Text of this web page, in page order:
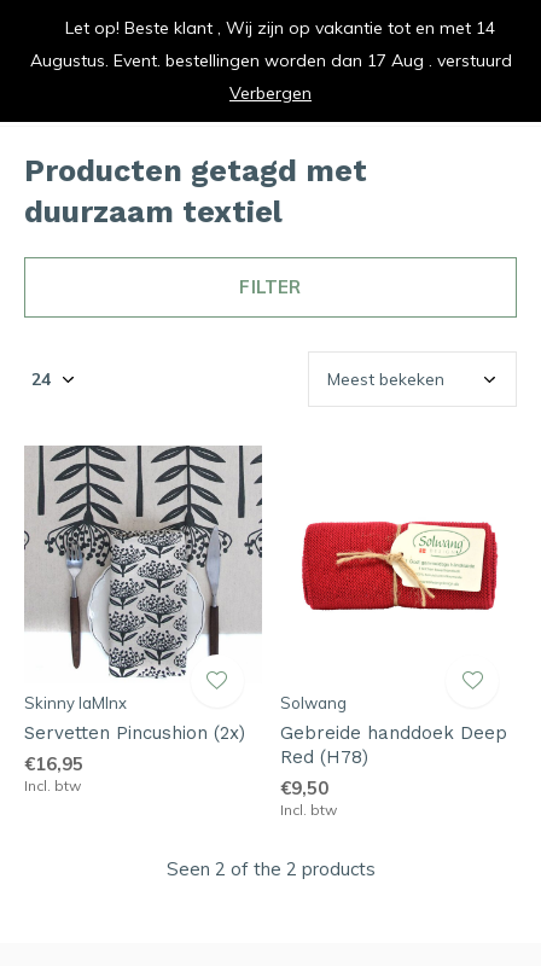
vrolijk je keuken op
Producten getagd met
duurzaam textiel
FILTER
Skinny laMInx
Servetten Pincushion (2x)
€16,95
Incl. btw
Solwang
Gebreide handdoek Deep
Red (H78)
€9,50
Incl. btw
Seen 2 of the 2 products
Let op! Beste klant , Wij zijn op vakantie tot en met 14
Augustus. Event. bestellingen worden dan 17 Aug . verstuurd
Verbergen